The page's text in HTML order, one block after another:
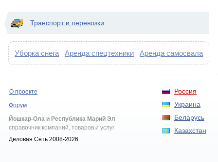
Транспорт и перевозки
Уборка снега Аренда спецтехники Аренда самосвала
Россия
Украина
Беларусь
Казахстан
О проекте
Форум
Йошкар-Ола и Республика Марий Эл
справочник компаний, товаров и услуг
Деловая Сеть 2008-2026